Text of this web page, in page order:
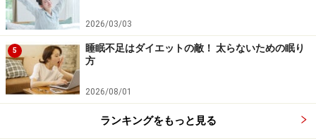
2026/03/03
5
睡眠不足はダイエットの敵！ 太らないための眠り
方
2026/08/01
ランキングをもっと見る